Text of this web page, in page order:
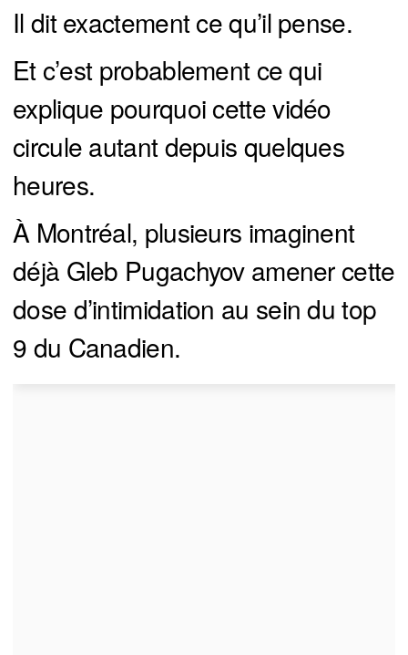
Il dit exactement ce qu’il pense.
Et c’est probablement ce qui
explique pourquoi cette vidéo
circule autant depuis quelques
heures.
À Montréal, plusieurs imaginent
déjà Gleb Pugachyov amener cette
dose d’intimidation au sein du top
9 du Canadien.